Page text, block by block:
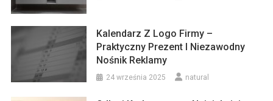
Kalendarz Z Logo Firmy –
Praktyczny Prezent I Niezawodny
Nośnik Reklamy
24 września 2025 natural